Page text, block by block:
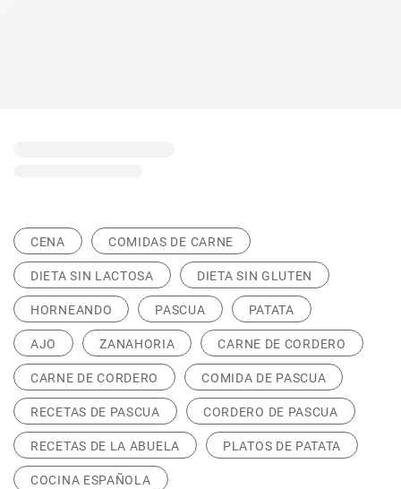
CENA COMIDAS DE CARNE
DIETA SIN LACTOSA DIETA SIN GLUTEN
HORNEANDO PASCUA PATATA
AJO ZANAHORIA CARNE DE CORDERO
CARNE DE CORDERO COMIDA DE PASCUA
RECETAS DE PASCUA CORDERO DE PASCUA
RECETAS DE LA ABUELA PLATOS DE PATATA
COCINA ESPAÑOLA